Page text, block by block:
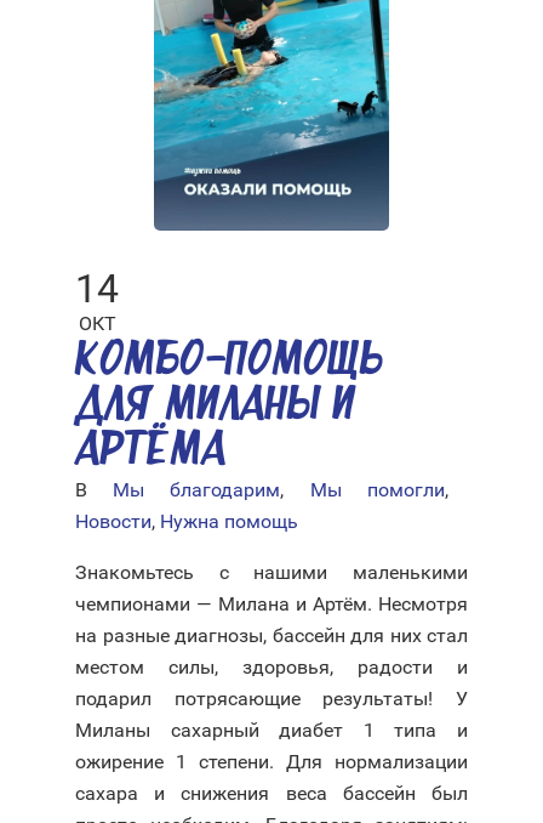
14
ОКТ
КОМБО-ПОМОЩЬ
ДЛЯ МИЛАНЫ И
АРТЁМА
В Мы благодарим, Мы помогли,
Новости, Нужна помощь
Знакомьтесь с нашими маленькими
чемпионами — Милана и Артём. Несмотря
на разные диагнозы, бассейн для них стал
местом силы, здоровья, радости и
подарил потрясающие результаты! У
Миланы сахарный диабет 1 типа и
ожирение 1 степени. Для нормализации
сахара и снижения веса бассейн был